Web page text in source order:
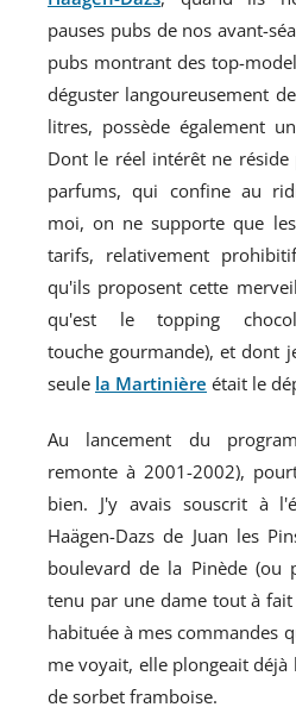
pauses pubs de nos avant-
pubs montrant des top-
déguster langoureusement
litres, possède également
Dont le réel intérêt ne réside
parfums, qui confine au
moi, on ne supporte que
tarifs, relativement
qu'ils proposent cette
qu'est le topping
touche gourmande), et dont
seule la Martinière était le
Au lancement du
remonte à 2001-2002),
bien. J'y avais souscrit à
Haägen-Dazs de Juan les
boulevard de la Pinède (ou
tenu par une dame tout à
habituée à mes commandes
me voyait, elle plongeait déjà
de sorbet framboise.